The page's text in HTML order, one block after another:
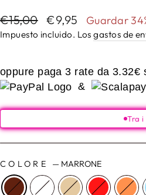
Precio
habitual
€15,00
Precio
de
€9,95 Guardar
Impuesto incluido. Losgastos de
oppure paga 3 rate da 3.32€
&
Tra i
COLORE — MARRONE